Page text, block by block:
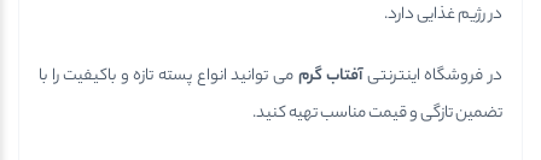
در رژیم غذایی دارد.
در فروشگاه اینترنتیآفتاب گرممی توانید انواع پسته تازه و باکیفیت را با
تضمین تازگی و قیمت مناسب تهیه کنید.